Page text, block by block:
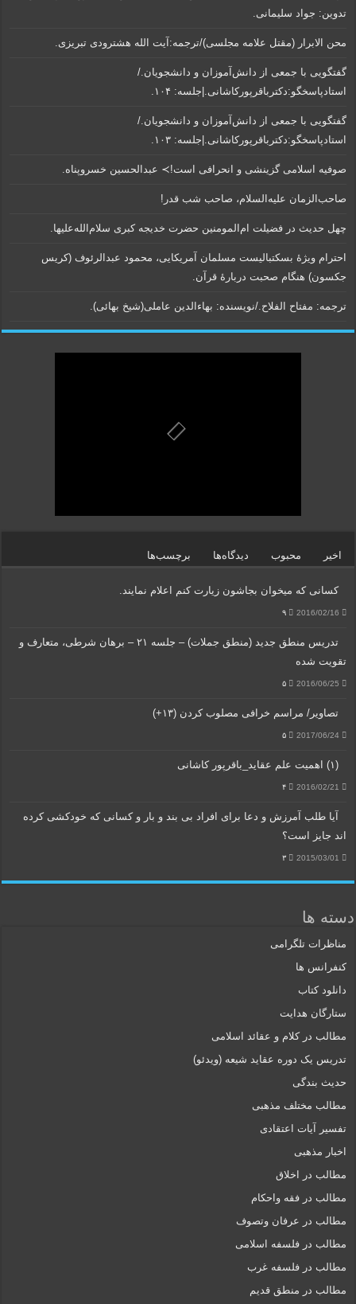
تدوین: جواد سلیمانی.
محن الابرار (مقتل علامه مجلسی)/ترجمه:آیت الله هشترودی تبریزی.
گفتگویی‌ با جمعی‌ از دانش‌آموزان‌ و دانشجویان./
استادپاسخگو:دکترباقر‌پورکاشانی.|جلسه: ۱۰۴.
گفتگویی‌ با جمعی‌ از دانش‌آموزان‌ و دانشجویان./
استادپاسخگو:دکترباقر‌پورکاشانی.|جلسه: ۱۰۳.
صوفیه اسلامی گزینشی و انحرافی است!≻ عبدالحسین خسروپناه.
صاحب‌الزمان علیه‌السلام، صاحب شب قدر!
چهل حدیث در فضیلت ام‌المومنین حضرت خدیجه کبری سلام‌الله‌علیها.
احترام ویژۀ بسکتبالیست مسلمان آمریکایی، محمود عبدالرئوف (کریس
جکسون) هنگام صحبت دربارۀ قرآن.
ترجمه: مفتاح الفلاح./نویسنده:‌ بهاء‌الدین عاملی‌(شیخ بهائی).
اخیر محبوب دیدگاه‌ها برچسب‌ها
کسانی که میخوان بجاشون زیارت کنم اعلام نمایند.
2016/02/16 ۹
تدریس منطق جدید (منطق جملات) – جلسه ۲۱ – برهان شرطی، متعارف و
تقویت شده
2016/06/25 ۵
تصاویر/ مراسم خرافی مصلوب کردن (۱۳+)
2017/06/24 ۵
(۱) اهمیت علم عقاید_باقرپور کاشانی
2016/02/21 ۴
آیا طلب آمرزش و دعا برای افراد بی بند و بار و کسانی که خودکشی کرده
اند جایز است؟
2015/03/01 ۳
دسته ها
مناظرات تلگرامی
کنفرانس ها
دانلود کتاب
ستارگان هدایت
مطالب در کلام و عقائد اسلامی
تدریس یک دوره عقاید شیعه (ویدئو)
حدیث بندگی
مطالب مختلف مذهبی
تفسیر آیات اعتقادی
اخبار مذهبی
مطالب در اخلاق
مطالب در فقه واحکام
مطالب در عرفان وتصوف
مطالب در فلسفه اسلامی
مطالب در فلسفه غرب
مطالب در منطق قدیم